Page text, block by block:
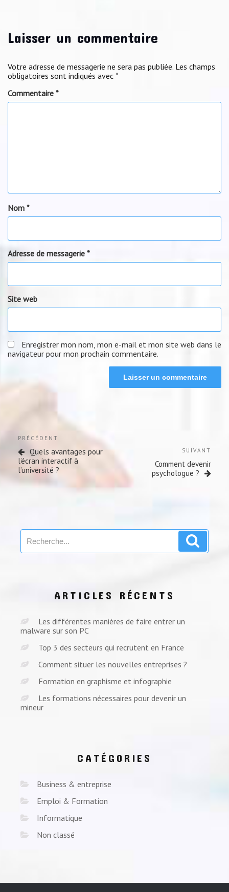
Laisser un commentaire
Votre adresse de messagerie ne sera pas publiée. Les champs
obligatoires sont indiqués avec *
Commentaire *
Nom *
Adresse de messagerie *
Site web
Enregistrer mon nom, mon e-mail et mon site web dans le
navigateur pour mon prochain commentaire.
l’article
Previous
Post
PRÉCÉDENT
Quels avantages pour
l’écran interactif à
l’université ?
Post
SUIVANT
Comment devenir
psychologue ?
Search
for:
ARTICLES RÉCENTS
Les différentes manières de faire entrer un
malware sur son PC
Top 3 des secteurs qui recrutent en France
Comment situer les nouvelles entreprises ?
Formation en graphisme et infographie
Les formations nécessaires pour devenir un
mineur
CATÉGORIES
Business & entreprise
Emploi & Formation
Informatique
Non classé